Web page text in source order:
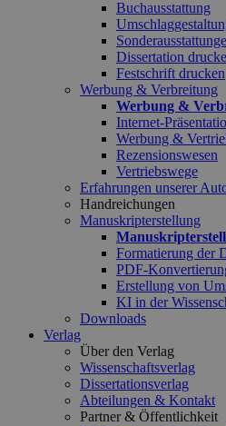
Buchausstattung
Dissertation
Festschrift drucken
Werbung & Verbreitung
Werbung &
Internet-
Werbung &
Rezensionswesen
Vertriebswege
Erfahrungen unserer
Handreichungen
Manuskripterstellung
Formatierung der
PDF-
Erstellung von
KI in der
Downloads
Verlag
Über den Verlag
Wissenschaftsverlag
Dissertationsverlag
Abteilungen & Kontakt
Partner & Öffentlichkeit